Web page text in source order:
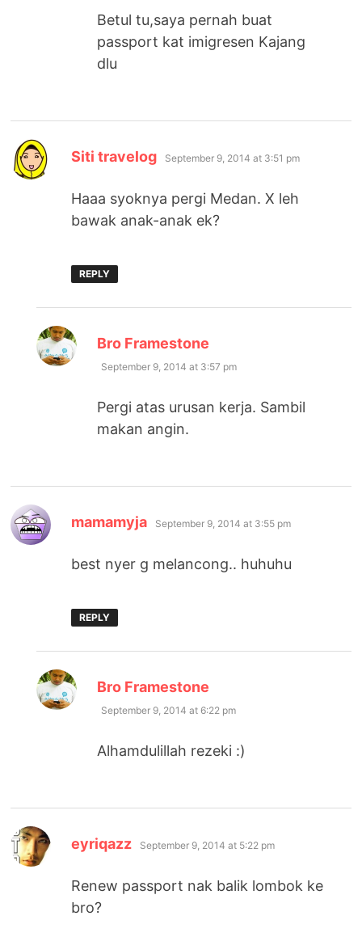
Betul tu,saya pernah buat
passport kat imigresen Kajang
dlu
Siti travelog says:
September 9, 2014 at 3:51 pm
Haaa syoknya pergi Medan. X leh
bawak anak-anak ek?
REPLY
Bro Framestone
September 9, 2014 at 3:57 pm
Pergi atas urusan kerja. Sambil
makan angin.
mamamyja says:
September 9, 2014 at 3:55 pm
best nyer g melancong.. huhuhu
REPLY
Bro Framestone
September 9, 2014 at 6:22 pm
Alhamdulillah rezeki :)
eyriqazz says:
September 9, 2014 at 5:22 pm
Renew passport nak balik lombok ke
bro?